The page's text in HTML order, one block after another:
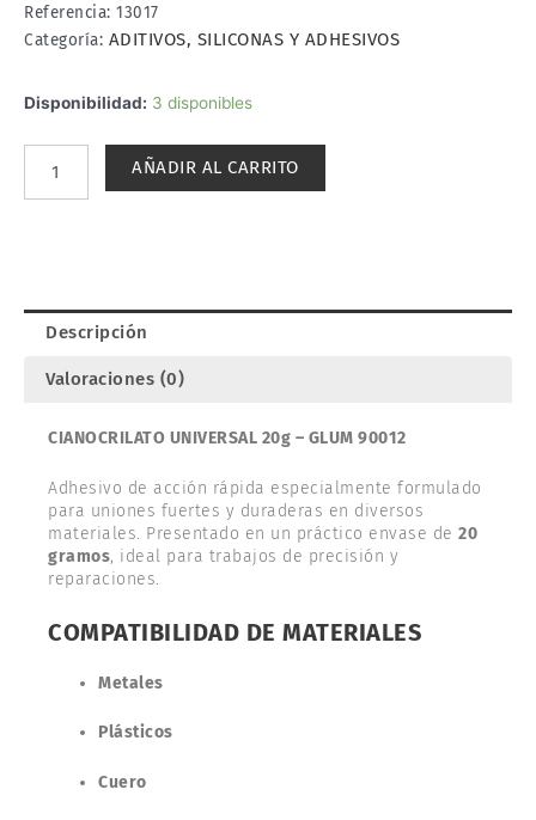
Referencia: 13017
Categoría: ADITIVOS, SILICONAS Y ADHESIVOS
Disponibilidad: 3 disponibles
CIANOCRILATO
GLUM
AÑADIR AL CARRITO
Descripción
Valoraciones (0)
CIANOCRILATO UNIVERSAL 20g – GLUM 90012
Adhesivo de acción rápida especialmente formulado
para uniones fuertes y duraderas en diversos
materiales. Presentado en un práctico envase de 20
gramos, ideal para trabajos de precisión y
reparaciones.
COMPATIBILIDAD DE MATERIALES
Metales
Plásticos
Cuero